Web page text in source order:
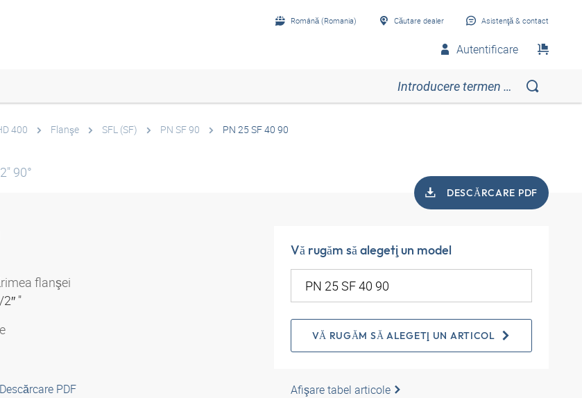
Română (Romania) Căutare dealer Asistenţă & contact
Autentificare
400 Flanşe SFL (SF) PN SF 90 PN 25 SF 40 90
90°
DESCĂRCARE PDF
flanşei
"
Descărcare PDF
Vă rugăm să alegeţi un model
VĂ RUGĂM SĂ ALEGEŢI UN ARTICOL
Afişare tabel articole